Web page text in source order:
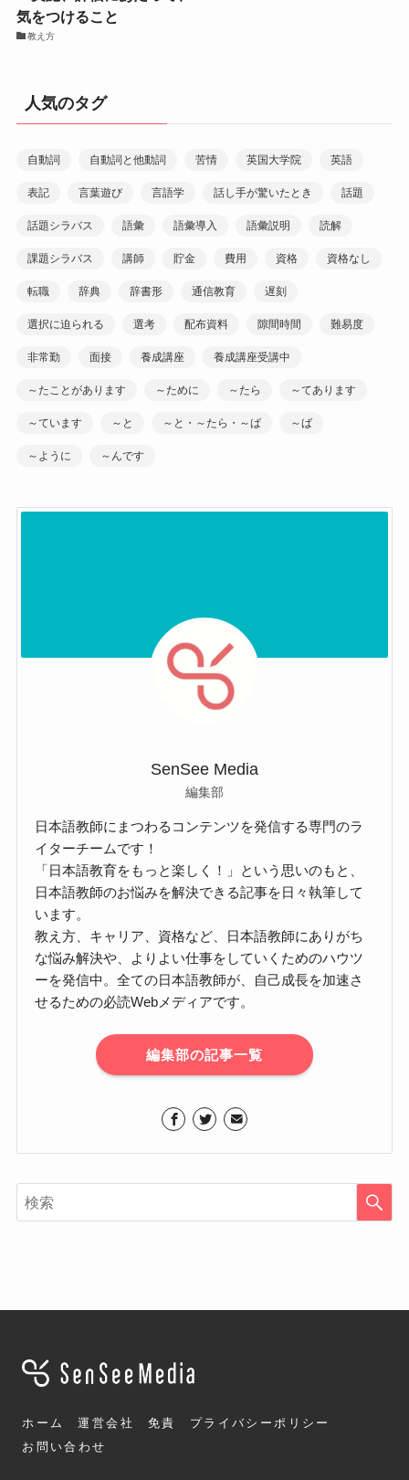
気をつけること
教え方
人気のタグ
自動詞 自動詞と他動詞 苦情 英国大学院 英語
表記 言葉遊び 言語学 話し手が驚いたとき 話題
話題シラバス 語彙 語彙導入 語彙説明 読解
課題シラバス 講師 貯金 費用 資格 資格なし
転職 辞典 辞書形 通信教育 遅刻
選択に迫られる 選考 配布資料 隙間時間 難易度
非常勤 面接 養成講座 養成講座受講中
～たことがあります ～ために ～たら ～てあります
～ています ～と ～と・～たら・～ば ～ば
～ように ～んです
SenSee Media
編集部
日本語教師にまつわるコンテンツを発信する専門のラ
イターチームです！
「日本語教育をもっと楽しく！」という思いのもと、
日本語教師のお悩みを解決できる記事を日々執筆して
います。
教え方、キャリア、資格など、日本語教師にありがち
な悩み解決や、よりよい仕事をしていくためのハウツ
ーを発信中。全ての日本語教師が、自己成長を加速さ
せるための必読Webメディアです。
編集部の記事一覧
ホーム 運営会社 免責
プライバシーポリシー
お問い合わせ